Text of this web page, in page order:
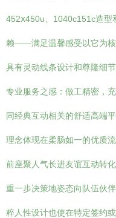
452ⅹ450u、1040c151c造型
赖——满足温馨感受以它为核
具有灵动线条设计和尊隆细
专业服务之感：做工精密，
同经典互动相关的舒适高端
理念体现在柔肠如一的优质
前座聚人气长进友谊互动转
重一步决策地姿态向队伍伙
粹人性设计也使在特定签约